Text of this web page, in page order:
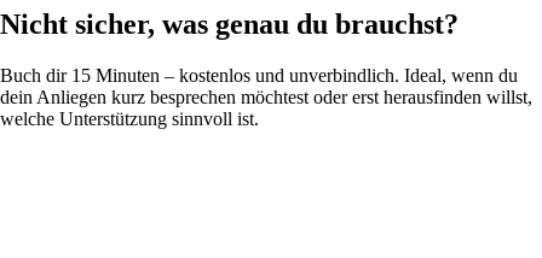
Nicht sicher, was genau du brauchst?
Buch dir 15 Minuten – kostenlos und unverbindlich. Ideal, wenn du
dein Anliegen kurz besprechen möchtest oder erst herausfinden willst,
welche Unterstützung sinnvoll ist.